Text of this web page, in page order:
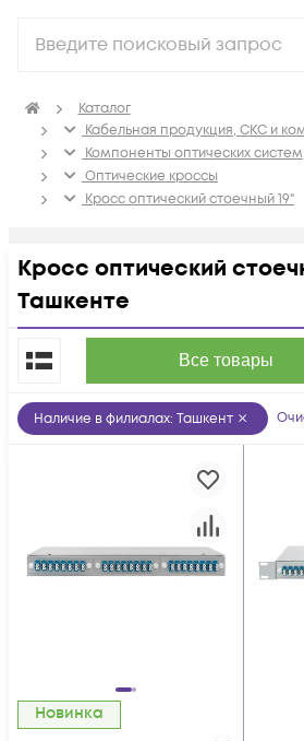
Каталог
Кабельная продукция, СКС и
Компоненты оптических систем
Оптические кроссы
Кросс оптический стоечный 19"
Кросс оптический
Ташкенте
Все товары
По популярности
Наличие в филиалах: Ташкент
Новинка